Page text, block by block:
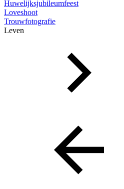
Huwelijksjubileumfeest
Loveshoot
Trouwfotografie
Leven